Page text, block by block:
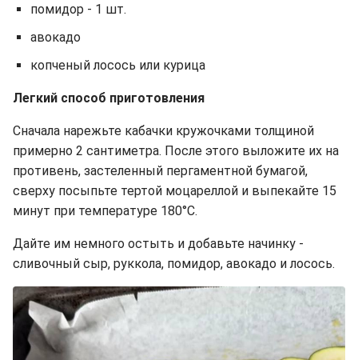
помидор - 1 шт.
авокадо
копченый лосось или курица
Легкий способ приготовления
Сначала нарежьте кабачки кружочками толщиной
примерно 2 сантиметра. После этого выложите их на
противень, застеленный пергаментной бумагой,
сверху посыпьте тертой моцареллой и выпекайте 15
минут при температуре 180°C.
Дайте им немного остыть и добавьте начинку -
сливочный сыр, руккола, помидор, авокадо и лосось.